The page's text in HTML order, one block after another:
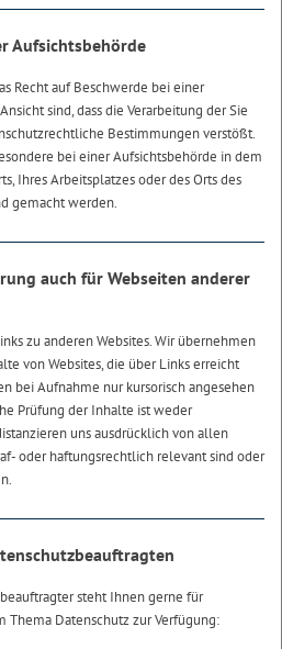
Aufsichtsbehörde
Recht auf Beschwerde bei einer
sind, dass die Verarbeitung der Sie
Bestimmungen verstößt.
bei einer Aufsichtsbehörde in dem
Ihres Arbeitsplatzes oder des Orts des
gemacht werden.
auch für Webseiten anderer
zu anderen Websites. Wir übernehmen
von Websites, die über Links erreicht
bei Aufnahme nur kursorisch angesehen
Prüfung der Inhalte ist weder
uns ausdrücklich von allen
oder haftungsrechtlich relevant sind oder
steht Ihnen gerne für
Thema Datenschutz zur Verfügung: